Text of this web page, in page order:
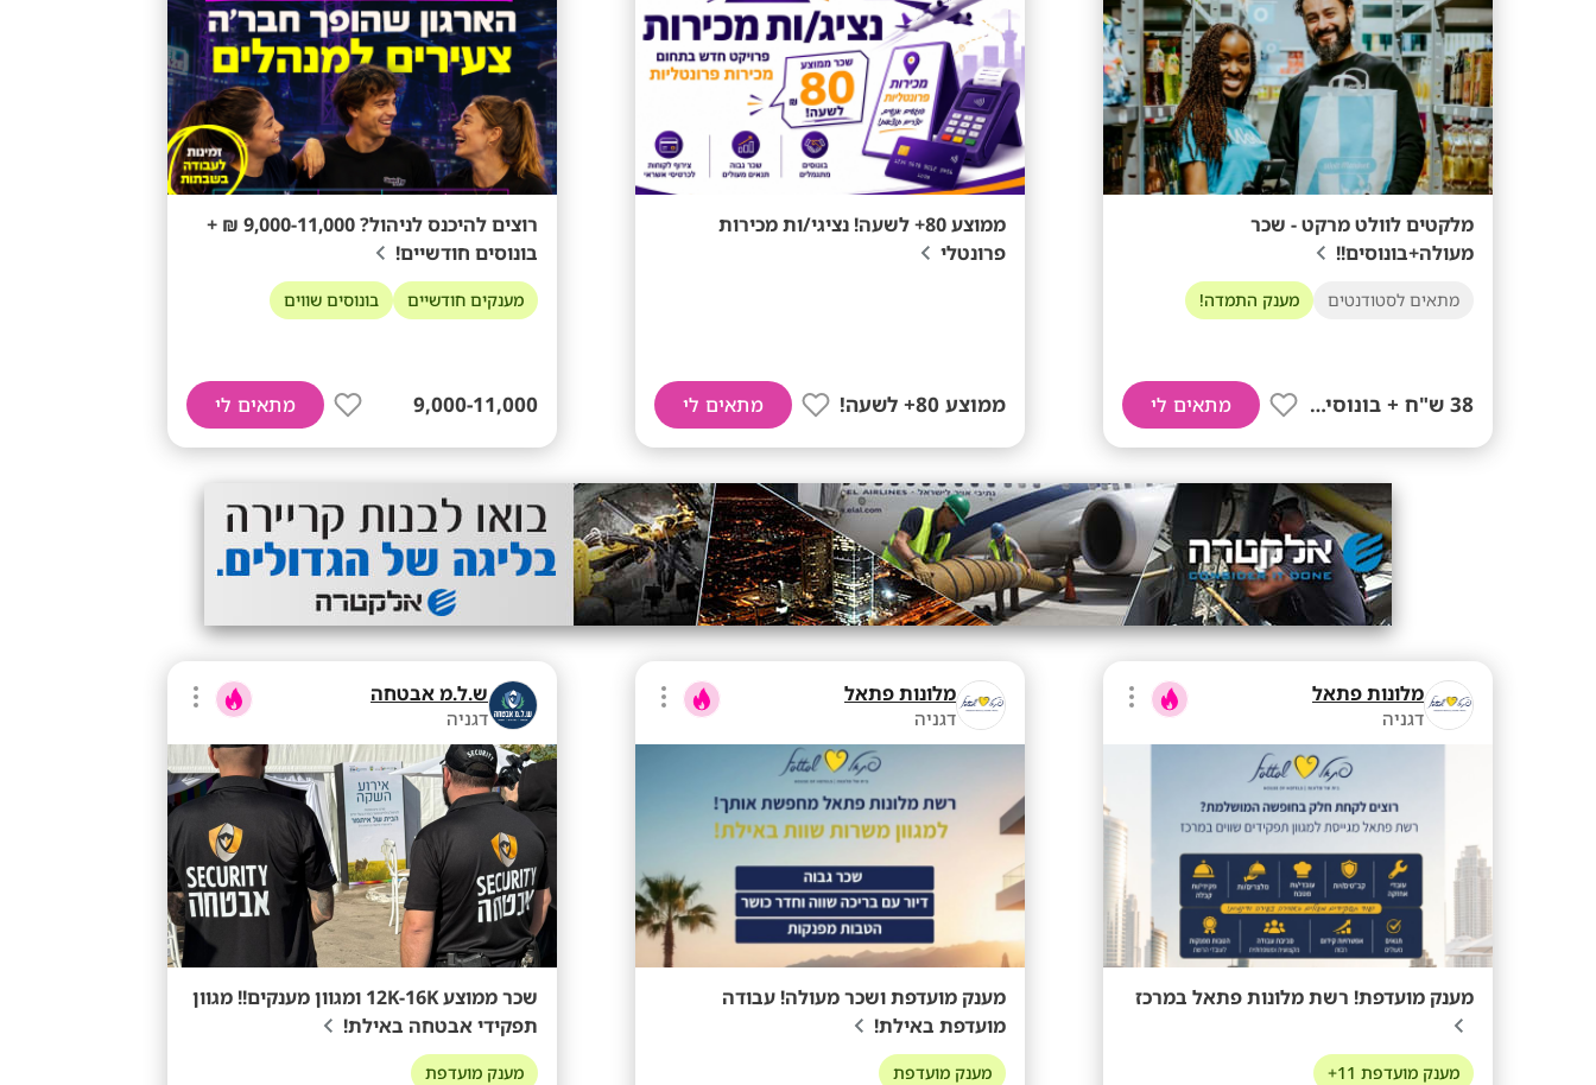
מלקטים לוולט מרקט - שכר
מעולה+בונוסים!!
מתאים לסטודנטים מענק התמדה!
38 ש"ח + בונוסים!! מתאים לי
ממוצע 80+ לשעה! נציגי/ות מכירות
פרונטלי
ממוצע 80+ לשעה! מתאים לי
רוצים להיכנס לניהול? 9,000-11,000 ₪ +
בונוסים חודשיים!
מענקים חודשיים בונוסים שווים
9,000-11,000 מתאים לי
מלונות פתאל
דגניה
מענק מועדפת! רשת מלונות פתאל במרכז
מענק מועדפת 11+
מלונות פתאל
דגניה
מענק מועדפת ושכר מעולה! עבודה
מועדפת באילת!
מענק מועדפת
ש.ל.מ אבטחה
דגניה
שכר ממוצע 12K-16K ומגוון מענקים!! מגוון
תפקידי אבטחה באילת!
מענק מועדפת